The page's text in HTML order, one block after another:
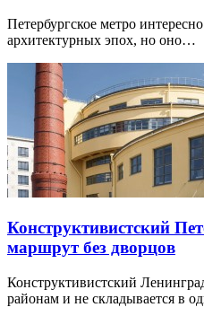
Петербургское метро
архитектурных эпох, но оно…
Конструктивистский
маршрут без дворцов
Конструктивистский
районам и не складывается в